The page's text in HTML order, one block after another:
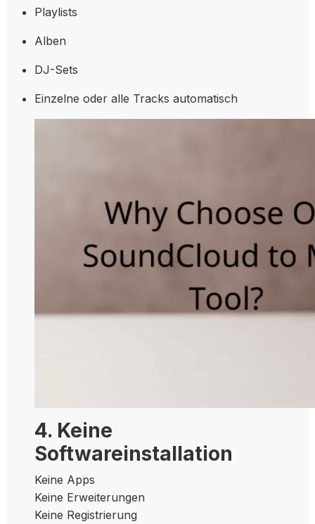
Playlists
Alben
DJ-Sets
Einzelne oder alle Tracks automatisch
4. Keine
Softwareinstallation
Keine Apps
Keine Erweiterungen
Keine Registrierung